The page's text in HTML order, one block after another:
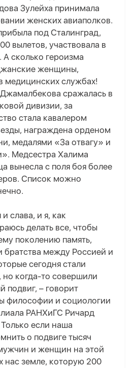
Зулейха принимала
женских авиаполков.
под Сталинград,
вылетов, участвовала в
сколько героизма
женщины,
медицинских службах!
сражалась в
дивизии, за
стала кавалером
награждена орденом
медалями «За отвагу» и
Медсестра Халима
вынесла с поля боя более
Список можно
слава, и я, как
делать все, чтобы
поколению память,
между Россией и
сегодня стали
когда-то совершили
подвиг, – говорит
философии и социологии
РАНХиГС Ричард
если наша
о подвиге тысяч
и женщин на этой
нас земле, которую 200